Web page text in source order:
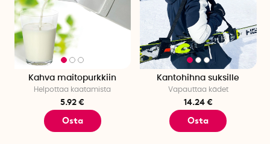
Kahva maitopurkkiin
Helpottaa kaatamista
5.92 €
Osta
Kantohihna suksille
Vapauttaa kädet
14.24 €
Osta